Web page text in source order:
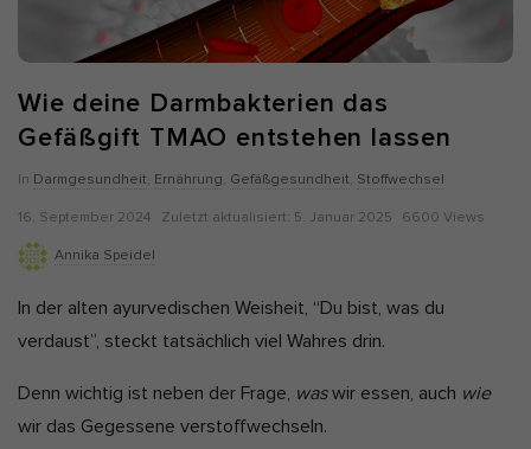
Wie deine Darmbakterien das
Gefäßgift TMAO entstehen lassen
In Darmgesundheit, Ernährung, Gefäßgesundheit, Stoffwechsel
P
u
l
i
16. September 2024 Zuletzt aktualisiert: Z
e
t
5. Januar 2025 6600 Views
Annika Speidel
In der alten ayurvedischen Weisheit, “Du bist, was du
verdaust”, steckt tatsächlich viel Wahres drin.
Denn wichtig ist neben der Frage, waswir essen, auch wie
wir das Gegessene verstoffwechseln.
Alle akzeptieren Auswahl verwenden
Zurück
Essenziell (7)
Essenzielle Cookies ermöglichen grundlegende Funktionen und sind
erforderlich.
Anonyme Statistiken (1)
Informationen helfen uns zu verstehen, wie unsere Besucher unsere
Website nutzen. Wenn wir wissen, welche Seiten beliebter sind,
können wir unser Angebot besser auf unsere Besucher abstimmen.